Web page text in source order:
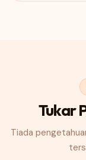
Tukar
Tiada